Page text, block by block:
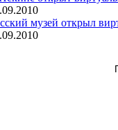
музей открыл